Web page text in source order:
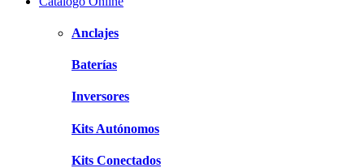
Anclajes
Baterías
Inversores
Kits Autónomos
Kits Conectados